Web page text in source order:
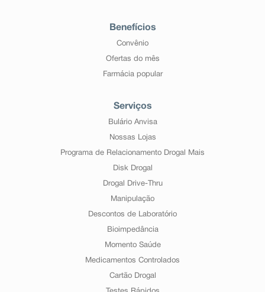
Benefícios
Convênio
Ofertas do mês
Farmácia popular
Serviços
Bulário Anvisa
Nossas Lojas
Programa de Relacionamento Drogal Mais
Disk Drogal
Drogal Drive-Thru
Manipulação
Descontos de Laboratório
Bioimpedância
Momento Saúde
Medicamentos Controlados
Cartão Drogal